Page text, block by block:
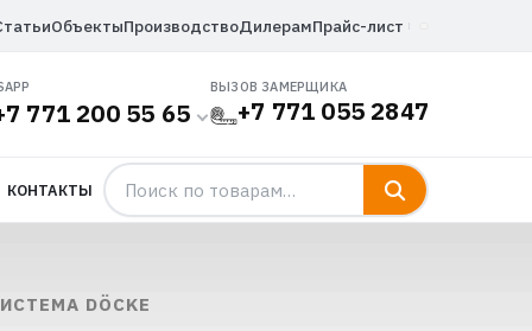
ОбъектыПроизводствоДилерамПрайс-лист
771 200 55 65
ВЫЗОВ ЗАМЕРЩИКА
+7 771 055 2847
КОНТАКТЫ
DÖCKE